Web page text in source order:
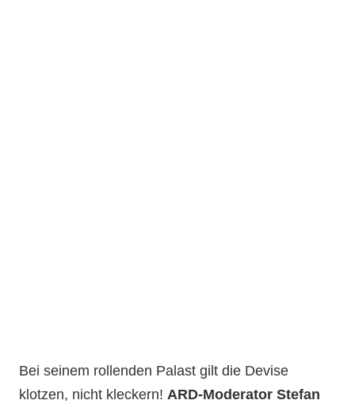
Bei seinem rollenden Palast gilt die Devise
klotzen, nicht kleckern!ARD-Moderator Stefan